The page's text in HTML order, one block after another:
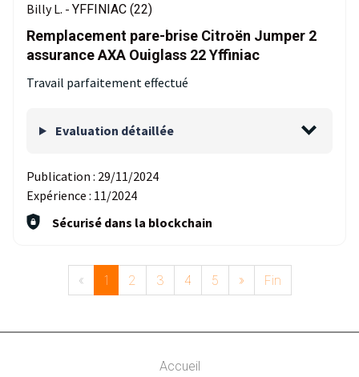
Billy L. - YFFINIAC (22)
Remplacement pare-brise Citroën Jumper 2
assurance AXA Ouiglass 22 Yffiniac
Travail parfaitement effectué
Evaluation détaillée
Publication : 29/11/2024
Expérience : 11/2024
Sécurisé dans la blockchain
« 1 2 3 4 5 » Fin
Accueil